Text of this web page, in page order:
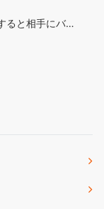
ると相手にバ…